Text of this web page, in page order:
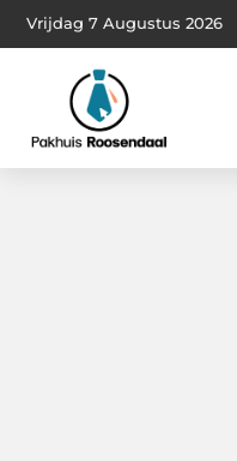
Vrijdag 7 Augustus 2026